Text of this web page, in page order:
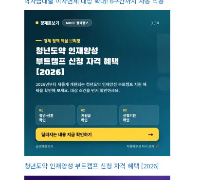
청년도약 인재양성 부트캠프 신청 자격 혜택 [2026]